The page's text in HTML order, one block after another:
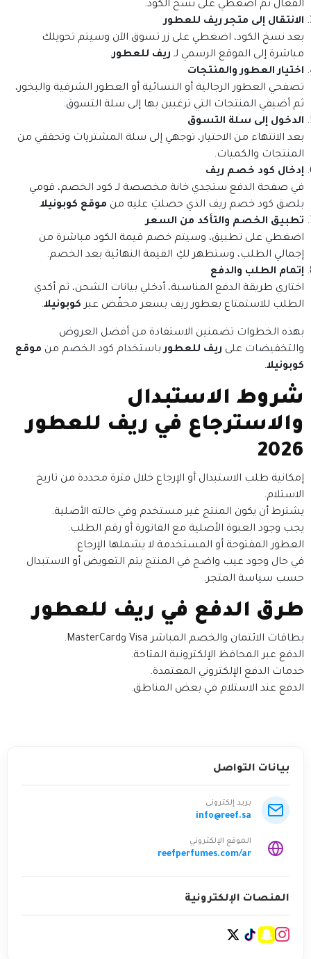
الفعّال ثم اضغطي على نسخ الكود.
الانتقال إلى متجر ريف للعطور
بعد نسخ الكود، اضغطي على زر تسوق الآن وسيتم تحويلك
مباشرة إلى الموقع الرسمي لـ ريف للعطور.
اختيار العطور والمنتجات
تصفحي العطور الرجالية أو النسائية أو العطور الشرقية والبخور،
ثم أضيفي المنتجات التي ترغبين بها إلى سلة التسوق.
الدخول إلى سلة التسوق
بعد الانتهاء من الاختيار، توجهي إلى سلة المشتريات وتحققي من
المنتجات والكميات.
إدخال كود خصم ريف
في صفحة الدفع ستجدي خانة مخصصة لـ كود الخصم، قومي
بلصق كود خصم ريف الذي حصلتِ عليه من موقع كوبونيلا.
تطبيق الخصم والتأكد من السعر
اضغطي على تطبيق، وسيتم خصم قيمة الكود مباشرة من
إجمالي الطلب، وستظهر لكِ القيمة النهائية بعد الخصم.
إتمام الطلب والدفع
اختاري طريقة الدفع المناسبة، أدخلي بيانات الشحن، ثم أكدي
الطلب للاستمتاع بعطور ريف بسعر مخفّض عبر كوبونيلا.
بهذه الخطوات تضمنين الاستفادة من أفضل العروض
والتخفيضات على ريف للعطورباستخدام كود الخصم من موقع
كوبونيلا.
شروط الاستبدال
والاسترجاع في ريف للعطور
2026
إمكانية طلب الاستبدال أو الإرجاع خلال فترة محددة من تاريخ
الاستلام.
يشترط أن يكون المنتج غير مستخدم وفي حالته الأصلية.
يجب وجود العبوة الأصلية مع الفاتورة أو رقم الطلب.
العطور المفتوحة أو المستخدمة لا يشملها الإرجاع.
في حال وجود عيب واضح في المنتج يتم التعويض أو الاستبدال
حسب سياسة المتجر.
طرق الدفع في ريف للعطور
بطاقات الائتمان والخصم المباشر Visa وMasterCard.
الدفع عبر المحافظ الإلكترونية المتاحة.
خدمات الدفع الإلكتروني المعتمدة.
الدفع عند الاستلام في بعض المناطق.
بيانات التواصل
بريد إلكتروني
info@reef.sa
الموقع الإلكتروني
reefperfumes.com/ar
المنصات الإلكترونية